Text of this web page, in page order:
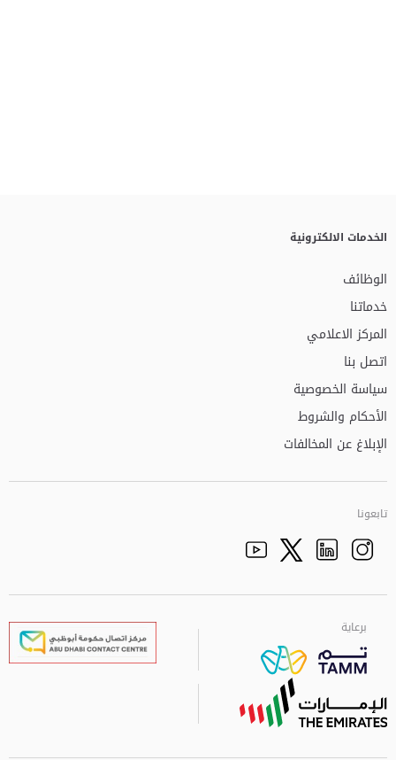
الخدمات الالكترونية
الوظائف
خدماتنا
المركز الاعلامي
اتصل بنا
سياسة الخصوصية
الأحكام والشروط
الإبلاغ عن المخالفات
تابعونا
Facebook
Instagramالذهاب الى تم
Twitter
Youtube
برعاية
برعاية
برعاية
برعاية